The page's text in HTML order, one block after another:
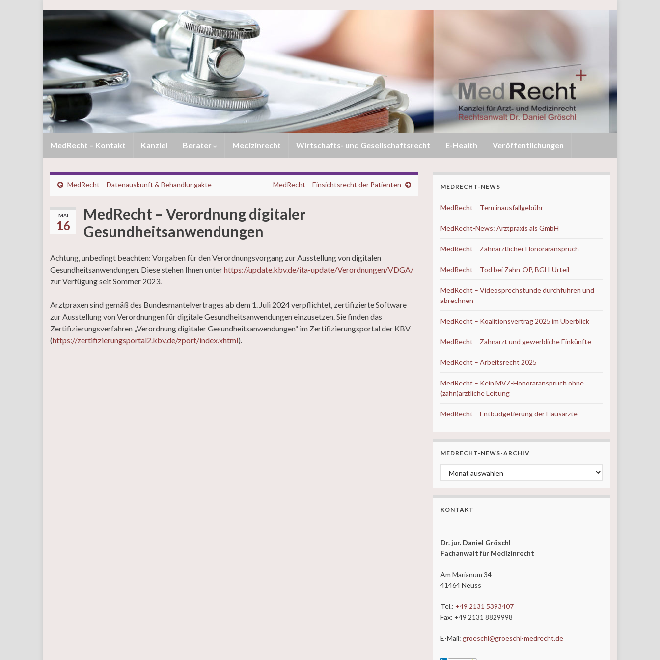
MedRecht – Kontakt Kanzlei Berater Medizinrecht Wirtschafts- und Gesellschaftsrecht E-Health Veröffentlichungen
MedRecht – Datenauskunft & Behandlungakte MedRecht – Einsichtsrecht der Patienten
MAI
16
MedRecht – Verordnung digitaler
Gesundheitsanwendungen
Achtung, unbedingt beachten: Vorgaben für den Verordnungsvorgang zur Ausstellung von digitalen
Gesundheitsanwendungen. Diese stehen Ihnen unterhttps://update.kbv.de/ita-update/Verordnungen/VDGA/
zur Verfügung seit Sommer 2023.
Arztpraxen sind gemäß des Bundesmantelvertrages ab dem 1. Juli 2024 verpflichtet, zertifizierte Software
zur Ausstellung von Verordnungen für digitale Gesundheitsanwendungen einzusetzen. Sie finden das
Zertifizierungsverfahren „Verordnung digitaler Gesundheitsanwendungen“ im Zertifizierungsportal der KBV
(https://zertifizierungsportal2.kbv.de/zport/index.xhtml).
MEDRECHT-NEWS
MedRecht – Terminausfallgebühr
MedRecht-News: Arztpraxis als GmbH
MedRecht – Zahnärztlicher Honoraranspruch
MedRecht – Tod bei Zahn-OP, BGH-Urteil
MedRecht – Videosprechstunde durchführen und
abrechnen
MedRecht – Koalitionsvertrag 2025 im Überblick
MedRecht – Zahnarzt und gewerbliche Einkünfte
MedRecht – Arbeitsrecht 2025
MedRecht – Kein MVZ-Honoraranspruch ohne
(zahn)ärztliche Leitung
MedRecht – Entbudgetierung der Hausärzte
MEDRECHT-NEWS-ARCHIV
MedRecht-News-ARCHIV
KONTAKT
Dr. jur. Daniel Gröschl
Fachanwalt für Medizinrecht
Am Marianum 34
41464 Neuss
Tel.: +49 2131 5393407
Fax: +49 2131 8829998
E-Mail: groeschl@groeschl-medrecht.de